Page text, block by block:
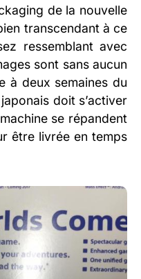
de la nouvelle
transcendant à ce
ressemblant avec
sont sans aucun
à deux semaines du
doit s’activer
se répandent
être livrée en temps